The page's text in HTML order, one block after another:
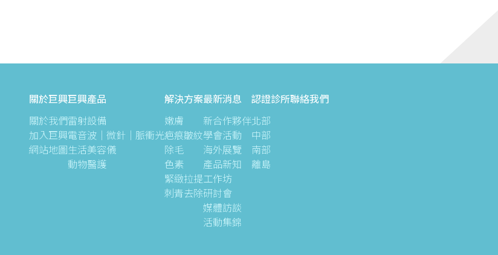
關於巨興
關於我們
加入巨興
網站地圖
巨興產品
雷射設備
電音波｜微針｜脈衝光
生活美容儀
動物醫護
解決方案
嫩膚
疤痕皺紋
除毛
色素
緊緻拉提
刺青去除
最新消息
新合作夥伴
學會活動
海外展覽
產品新知
工作坊
研討會
媒體訪談
活動集錦
認證診所
北部
中部
南部
離島
聯絡我們